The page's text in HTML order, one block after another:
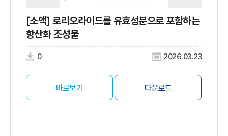
[소액] 로리오라이드를 유효성분으로 포함하는
항산화 조성물
0 2026.03.23
바로보기 다운로드